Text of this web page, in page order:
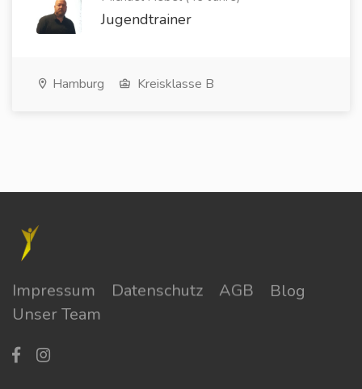
Jugendtrainer
Hamburg Kreisklasse B
Impressum Datenschutz AGB
Blog
Unser Team